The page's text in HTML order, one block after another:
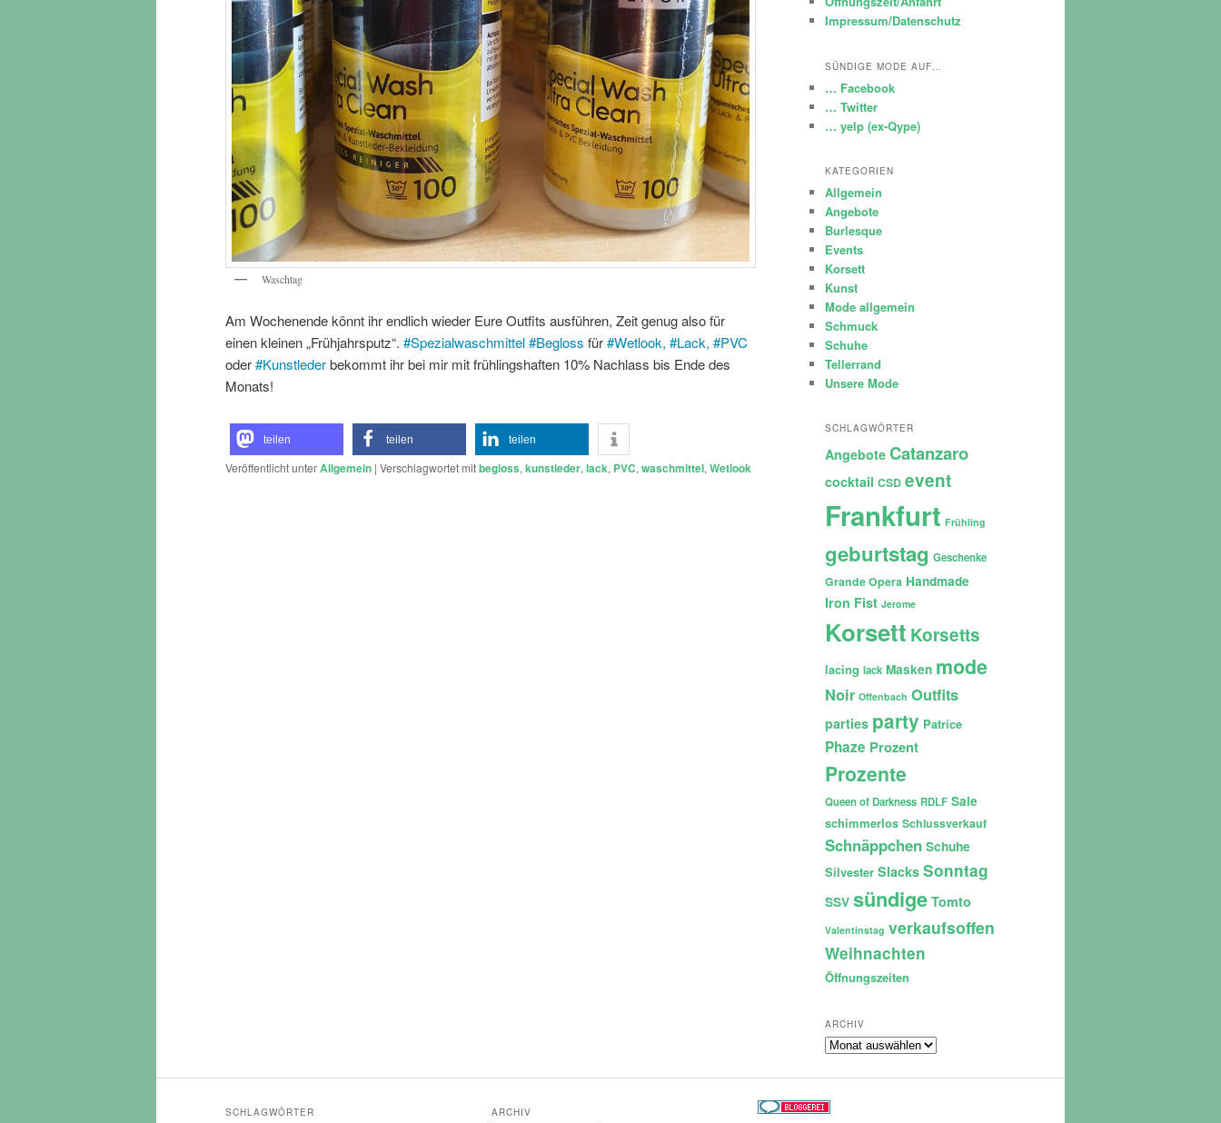
Waschtag
Am Wochenende könnt ihr endlich wieder Eure Outfits ausführen, Zeit genug also für
einen kleinen „Frühjahrsputz“. #Spezialwaschmittel#Begloss für#Wetlook, #Lack, #PVC
oder#Kunstlederbekommt ihr bei mir mit frühlingshaften 10% Nachlass bis Ende des
Monats!
teilen teilen teilen
Veröffentlicht unterAllgemein | Verschlagwortet mitbegloss,kunstleder,lack, PVC,waschmittel,Wetlook
Impressum/Datenschutz
SÜNDIGE MODE AUF…
… Facebook
… Twitter
… yelp (ex-Qype)
KATEGORIEN
Allgemein
Angebote
Burlesque
Events
Korsett
Kunst
Mode allgemein
Schmuck
Schuhe
Tellerrand
Unsere Mode
SCHLAGWÖRTER
Angebote Catanzaro
cocktail CSD event
Frankfurt Frühling
geburtstag Geschenke
Grande Opera Handmade
Iron Fist Jerome
Korsett Korsetts
lacing lack Masken mode
Noir Offenbach Outfits
parties party Patrice
Phaze Prozent
Prozente
Queen of Darkness RDLF Sale
schimmerlos Schlussverkauf
Schnäppchen Schuhe
Silvester Slacks Sonntag
SSV sündige Tomto
Valentinstag verkaufsoffen
Weihnachten
Öffnungszeiten
ARCHIV
Archiv
SCHLAGWÖRTER ARCHIV